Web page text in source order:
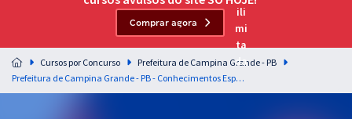
Residências Multiprofissionais
Preparação completa e intensiva para as principais
residências em saúde do Brasil
Comprar agora
Cursos por Concurso
Prefeitura de Campina Grande - PB
Prefeitura de Campina Grande - PB - Conhecimentos Específicos para o Cargo de Enfermeiro I (Pós-Edital)